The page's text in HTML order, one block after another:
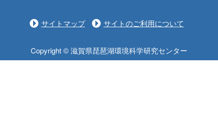
サイトマップ サイトのご利用について
Copyright © 滋賀県琵琶湖環境科学研究センター